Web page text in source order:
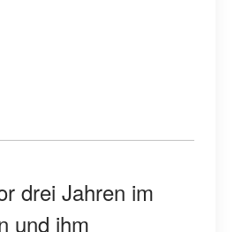
drei Jahren im
und ihm